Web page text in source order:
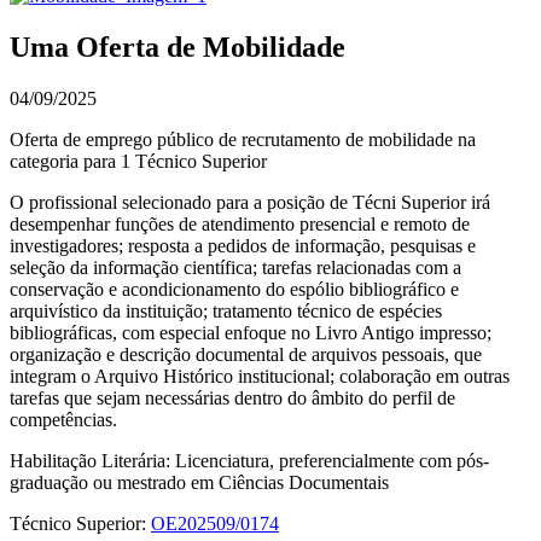
Uma Oferta de Mobilidade
04/09/2025
Oferta de emprego público de recrutamento de mobilidade na
categoria para 1 Técnico Superior
O profissional selecionado para a posição de Técni Superior irá
desempenhar funções de atendimento presencial e remoto de
investigadores; resposta a pedidos de informação, pesquisas e
seleção da informação científica; tarefas relacionadas com a
conservação e acondicionamento do espólio bibliográfico e
arquivístico da instituição; tratamento técnico de espécies
bibliográficas, com especial enfoque no Livro Antigo impresso;
organização e descrição documental de arquivos pessoais, que
integram o Arquivo Histórico institucional; colaboração em outras
tarefas que sejam necessárias dentro do âmbito do perfil de
competências.
Habilitação Literária: Licenciatura, preferencialmente com pós-
graduação ou mestrado em Ciências Documentais
Técnico Superior: OE202509/0174